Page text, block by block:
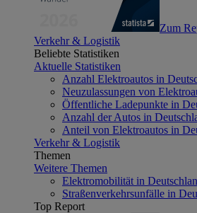
Zum
Verkehr & Logistik
Beliebte Statistiken
Aktuelle Statistiken
Anzahl Elektroautos in
Neuzulassungen von
Öffentliche Ladepunkte in
Anzahl der Autos in
Anteil von Elektroautos in
Verkehr & Logistik
Themen
Weitere Themen
Elektromobilität in
Straßenverkehrsunfälle in
Top Report